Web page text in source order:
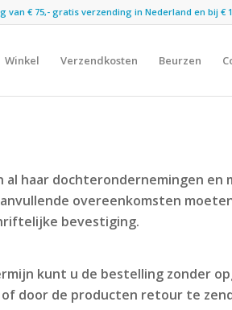
€ 75,- gratis verzending in Nederland en bij €
Winkel Verzendkosten Beurzen
al haar dochterondernemingen
overeenkomsten
bevestiging.
kunt u de bestelling zonder
door de producten retour te